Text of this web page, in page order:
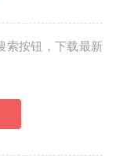
索按钮，下载最新